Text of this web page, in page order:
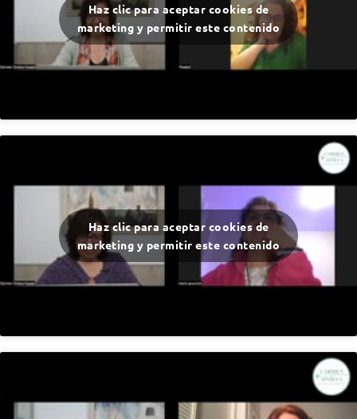
Haz clic para aceptar cookies de
marketing y permitir este contenido
Haz clic para aceptar cookies de
marketing y permitir este contenido